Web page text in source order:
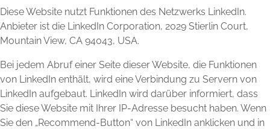
Diese Website nutzt Funktionen des Netzwerks LinkedIn.
Anbieter ist die LinkedIn Corporation, 2029 Stierlin Court,
Mountain View, CA 94043, USA.
Bei jedem Abruf einer Seite dieser Website, die Funktionen
von LinkedIn enthält, wird eine Verbindung zu Servern von
LinkedIn aufgebaut. LinkedIn wird darüber informiert, dass
Sie diese Website mit Ihrer IP-Adresse besucht haben. Wenn
Sie den „Recommend-Button“ von LinkedIn anklicken und in